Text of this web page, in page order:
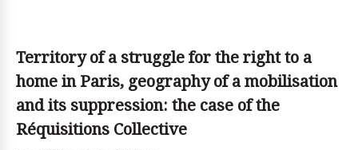
Territory of a struggle for the right to a
home in Paris, geography of a mobilisation
and its suppression: the case of the
Réquisitions Collective